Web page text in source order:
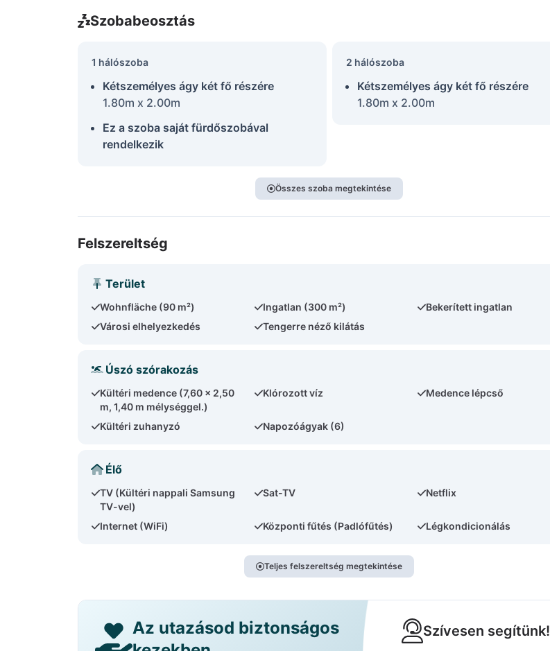
Szobabeosztás
1 hálószoba
Kétszemélyes ágy két fő részére
1.80m x 2.00m
Ez a szoba saját fürdőszobával
rendelkezik
2 hálószoba
Kétszemélyes ágy két fő részére
1.80m x 2.00m
Összes szoba megtekintése
Felszereltség
Terület
Wohnfläche (90 m²) Ingatlan (300 m²)
Bekerített ingatlan
Városi elhelyezkedés
Tengerre néző kilátás
Úszó szórakozás
Kültéri medence (7,60 x 2,50
m, 1,40 m mélységgel.)
Klórozott víz Medence lépcső
Kültéri zuhanyzó Napozóágyak (6)
Élő
TV (Kültéri nappali Samsung
TV-vel)
Sat-TV Netflix
Internet (WiFi) Központi fűtés (Padlófűtés) Légkondicionálás
Teljes felszereltség megtekintése
Az utazásod biztonságos
Szívesen segítünk!